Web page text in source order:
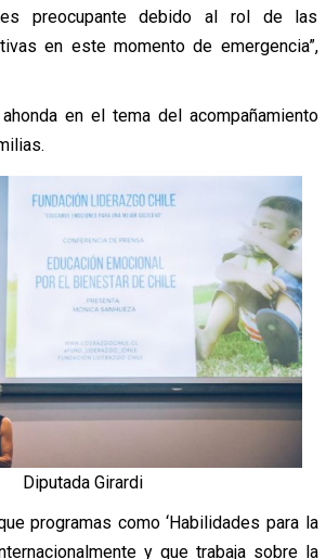
preocupante debido al rol de las
en este momento de emergencia”,
en el tema del acompañamiento
Diputada Girardi
programas como ‘Habilidades para la
y que trabaja sobre la